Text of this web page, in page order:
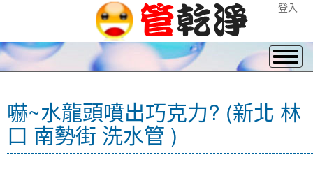
登入
嚇~水龍頭噴出巧克力? (新北 林
口 南勢街 洗水管 )